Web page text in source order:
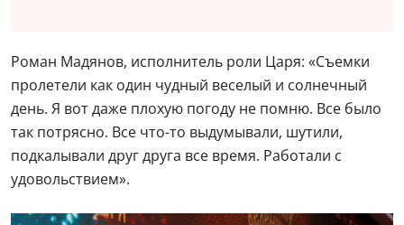
Роман Мадянов, исполнитель роли Царя: «Съемки
пролетели как один чудный веселый и солнечный
день. Я вот даже плохую погоду не помню. Все было
так потрясно. Все что-то выдумывали, шутили,
подкалывали друг друга все время. Работали с
удовольствием».